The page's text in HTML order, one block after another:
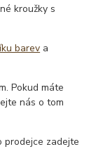
kroužky s
barev a
Pokud máte
nás o tom
prodejce zadejte